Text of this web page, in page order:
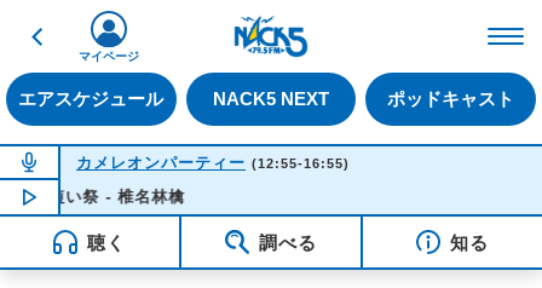
戻る
エアスケジュール NACK5 NEXT ポッドキャスト
マイページ
NOW ON AIR
カメレオンパーティー (12:55-16:55)
NOW PLAYING16:35
短い祭 - 椎名林檎
聴く 調べる 知る